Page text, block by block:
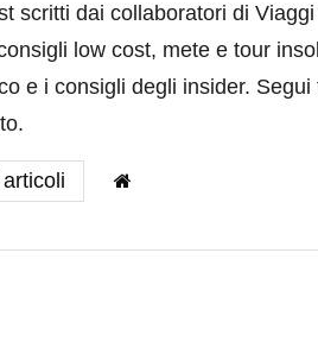
scritti dai collaboratori di
low cost, mete e tour
e i consigli degli insider.